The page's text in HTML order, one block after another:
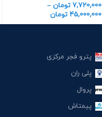
7,720,000 تومان –
45,000,000 تومان
پترو فجر مرکزی
پلی ران
پروال
پیمتاش